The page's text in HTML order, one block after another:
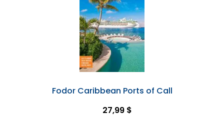
Fodor Caribbean Ports of Call
27,99 $